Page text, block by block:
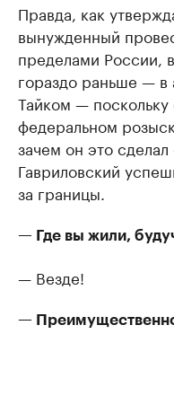
Правда, как
вынужденный
пределами России,
гораздо раньше — в
Тайком — поскольку
федеральном
зачем он это
Гавриловский
за границы.
— Где вы жили,
— Везде!
—